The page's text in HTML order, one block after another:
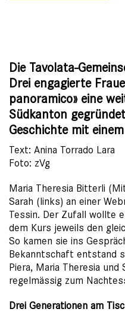
Die Tavolata-
Drei engagierte
panoramico» eine
Südkanton
Geschichte mit
Text: Anina Torrado Lara
Foto: zVg
Maria Theresia Bitterli
Sarah (links) an einer
Tessin. Der Zufall wollte
dem Kurs jeweils den
So kamen sie ins
Bekanntschaft entstand
Piera, Maria Theresia und
regelmässig zum
Drei Generationen am